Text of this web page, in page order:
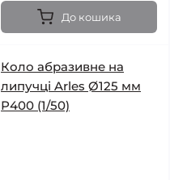
До кошика
Коло абразивне на
липучці Arles Ø125 мм
Р400 (1/50)